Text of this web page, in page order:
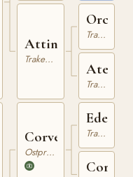
Attina
Trakehner
Corvettino
Ostpreussare
Orcus
Trakehner
Atella
Trakehner
Edeling
Trakehner